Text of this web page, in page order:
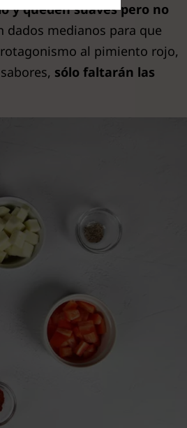
y queden suaves pero no
dados medianos para que
al pimiento rojo,
sólo faltarán las